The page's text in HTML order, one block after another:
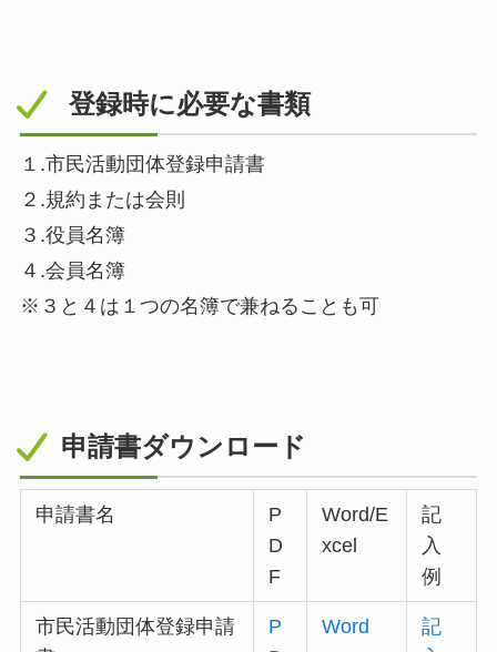
登録時に必要な書類
１.市民活動団体登録申請書
２.規約または会則
３.役員名簿
４.会員名簿
※３と４は１つの名簿で兼ねることも可
申請書ダウンロード
申請書名
P
D
F
Word/E
xcel
記
入
例
市民活動団体登録申請
P
Word
記